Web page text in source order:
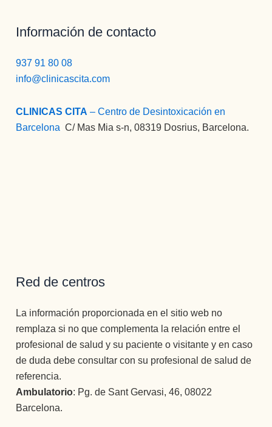
Información de contacto
937 91 80 08
info@clinicascita.com
CLINICAS CITA – Centro de Desintoxicación en
Barcelona :C/ Mas Mia s-n, 08319 Dosrius, Barcelona.
Red de centros
La información proporcionada en el sitio web no
remplaza si no que complementa la relación entre el
profesional de salud y su paciente o visitante y en caso
de duda debe consultar con su profesional de salud de
referencia.
Ambulatorio: Pg. de Sant Gervasi, 46, 08022
Barcelona.